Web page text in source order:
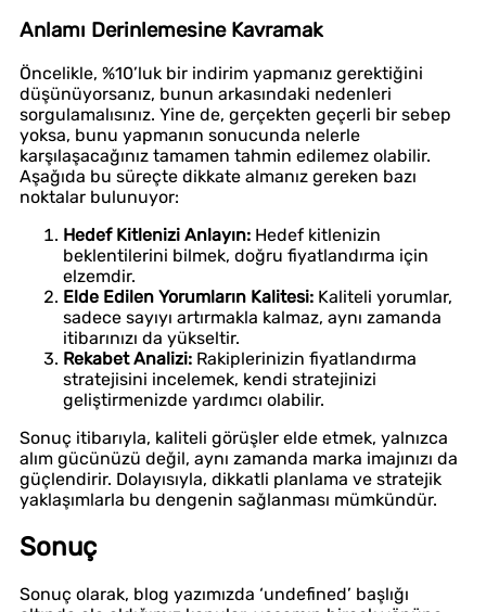
Anlamı Derinlemesine Kavramak
Öncelikle, %10’luk bir indirim yapmanız gerektiğini
düşünüyorsanız, bunun arkasındaki nedenleri
sorgulamalısınız. Yine de, gerçekten geçerli bir sebep
yoksa, bunu yapmanın sonucunda nelerle
karşılaşacağınız tamamen tahmin edilemez olabilir.
Aşağıda bu süreçte dikkate almanız gereken bazı
noktalar bulunuyor:
Hedef Kitlenizi Anlayın: Hedef kitlenizin
beklentilerini bilmek, doğru fiyatlandırma için
elzemdir.
Elde Edilen Yorumların Kalitesi: Kaliteli yorumlar,
sadece sayıyı artırmakla kalmaz, aynı zamanda
itibarınızı da yükseltir.
Rekabet Analizi: Rakiplerinizin fiyatlandırma
stratejisini incelemek, kendi stratejinizi
geliştirmenizde yardımcı olabilir.
Sonuç itibarıyla, kaliteli görüşler elde etmek, yalnızca
alım gücünüzü değil, aynı zamanda marka imajınızı da
güçlendirir. Dolayısıyla, dikkatli planlama ve stratejik
yaklaşımlarla bu dengenin sağlanması mümkündür.
Sonuç
Sonuç olarak, blog yazımızda ‘undefined’ başlığı